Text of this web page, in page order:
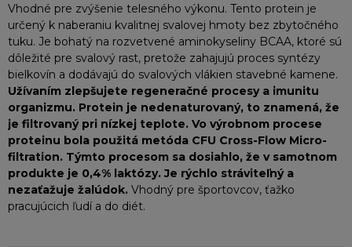
Vhodné pre zvýšenie telesného výkonu. Tento protein je
určený k naberaniu kvalitnej svalovej hmoty bez zbytočného
tuku. Je bohatý na rozvetvené aminokyseliny BCAA, ktoré sú
dôležité pre svalový rast, pretože zahajujú proces syntézy
bielkovín a dodávajú do svalových vlákien stavebné kamene.
Užívaním zlepšujete regeneračné procesy a imunitu
organizmu. Protein je nedenaturovaný, to znamená, že
je filtrovaný pri nízkej teplote. Vo výrobnom procese
proteinu bola použitá metóda CFU Cross-Flow Micro-
filtration. Týmto procesom sa dosiahlo, že v samotnom
produkte je 0,4% laktózy. Je rýchlo stráviteľný a
nezaťažuje žalúdok. Vhodný pre športovcov, ťažko
pracujúcich ľudí a do diét.